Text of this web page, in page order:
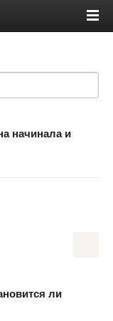
начинала и
ли